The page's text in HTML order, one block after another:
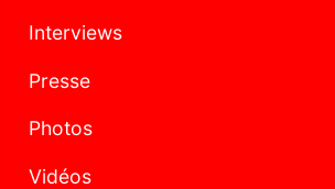
Interviews
Presse
Photos
Vidéos